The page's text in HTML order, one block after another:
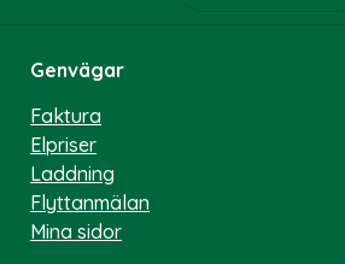
Genvägar
Faktura
Elpriser
Laddning
Flyttanmälan
Mina sidor